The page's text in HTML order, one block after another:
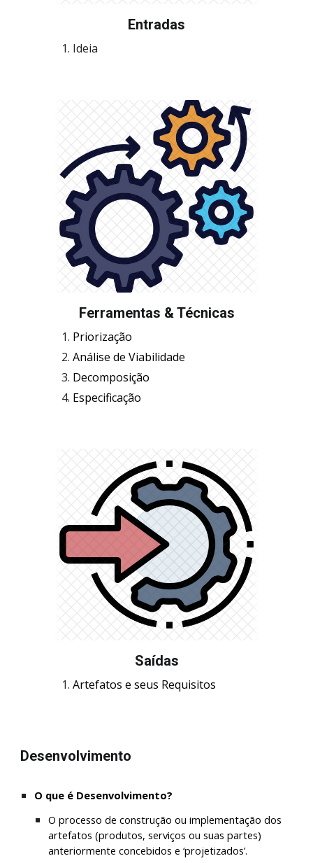
Entradas
Ideia
Ferramentas & Técnicas
Priorização
Análise de Viabilidade
Decomposição
Especificação
Saídas
Artefatos e seus Requisitos
Desenvolvimento
O que é Desenvolvimento?
O processo de construção ou implementação dos
artefatos (produtos, serviços ou suas partes)
anteriormente concebidos e ‘projetizados’.